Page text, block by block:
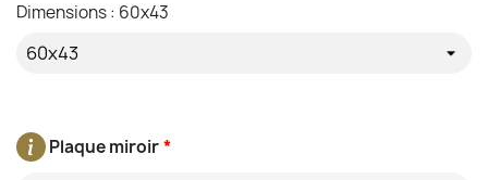
*
Plaque miroir
Dimensions : 60x43